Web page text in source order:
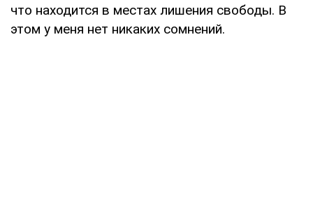
что находится в местах лишения свободы. В
этом у меня нет никаких сомнений.